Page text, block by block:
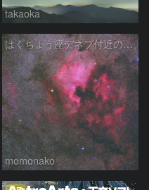
takaoka
はくちょう座デネブ付近の空域 260720
momonako